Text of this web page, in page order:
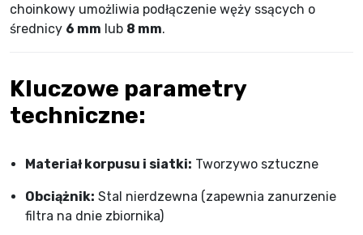
choinkowy umożliwia podłączenie węży ssących o
średnicy 6 mm lub 8 mm.
Kluczowe parametry
techniczne:
Materiał korpusu i siatki: Tworzywo sztuczne
Obciążnik: Stal nierdzewna (zapewnia zanurzenie
filtra na dnie zbiornika)